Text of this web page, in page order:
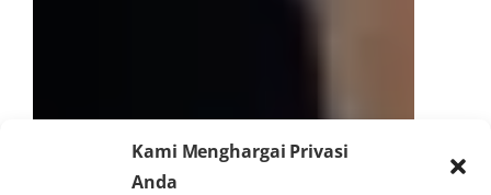
Kami Menghargai Privasi
Anda